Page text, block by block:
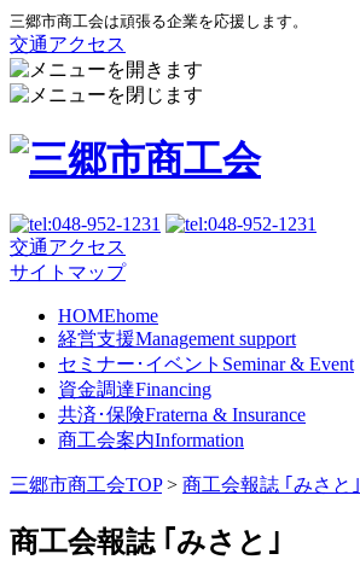
三郷市商工会は頑張る企業を応援します。
交通アクセス
交通アクセス
サイトマップ
HOMEhome
経営支援Management support
セミナー･イベント Seminar & Event
資金調達Financing
共済･保険Fraterna & Insurance
商工会案内Information
三郷市商工会TOP> 商工会報誌 ｢みさと｣
商工会報誌 ｢みさと｣